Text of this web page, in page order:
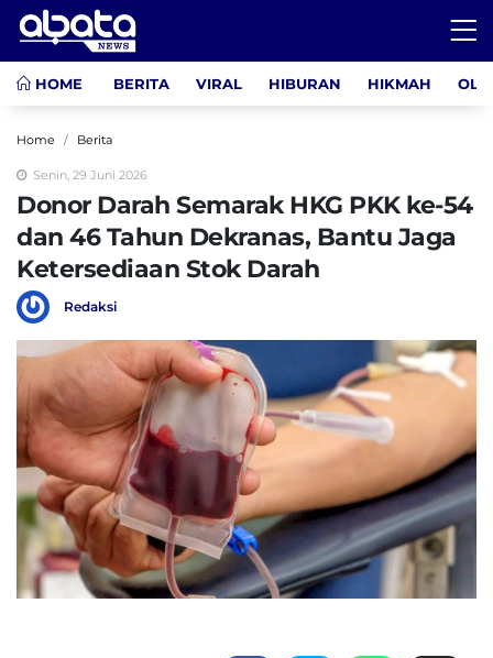
HOME BERITA VIRAL HIBURAN HIKMAH
Home Berita
Senin, 29 Juni 2026
Donor Darah Semarak HKG PKK ke-54
dan 46 Tahun Dekranas, Bantu Jaga
Ketersediaan Stok Darah
Redaksi